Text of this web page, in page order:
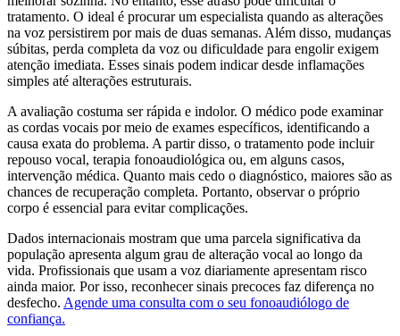
tratamento. O ideal é procurar um especialista quando as alterações
na voz persistirem por mais de duas semanas. Além disso, mudanças
súbitas, perda completa da voz ou dificuldade para engolir exigem
atenção imediata. Esses sinais podem indicar desde inflamações
simples até alterações estruturais.
A avaliação costuma ser rápida e indolor. O médico pode examinar
as cordas vocais por meio de exames específicos, identificando a
causa exata do problema. A partir disso, o tratamento pode incluir
repouso vocal, terapia fonoaudiológica ou, em alguns casos,
intervenção médica. Quanto mais cedo o diagnóstico, maiores são as
chances de recuperação completa. Portanto, observar o próprio
corpo é essencial para evitar complicações.
Dados internacionais mostram que uma parcela significativa da
população apresenta algum grau de alteração vocal ao longo da
vida. Profissionais que usam a voz diariamente apresentam risco
ainda maior. Por isso, reconhecer sinais precoces faz diferença no
desfecho. Agende uma consulta com o seu fonoaudiólogo de
confiança.